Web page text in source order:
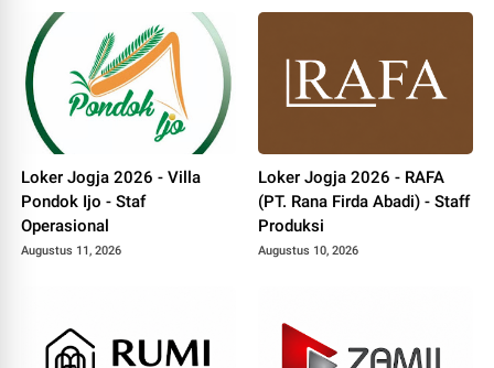
Loker Jogja 2026 - Villa
Pondok Ijo - Staf
Operasional
Augustus 11, 2026
Loker Jogja 2026 - RAFA
(PT. Rana Firda Abadi) - Staff
Produksi
Augustus 10, 2026